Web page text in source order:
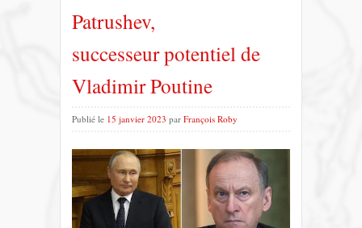
Patrushev,
successeur potentiel de
Vladimir Poutine
Publié le 15 janvier 2023 par François Roby